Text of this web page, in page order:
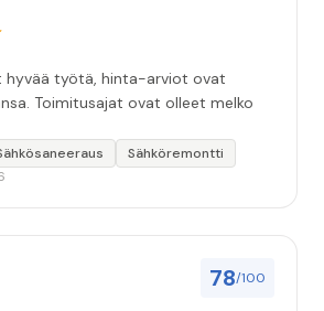
hyvää työtä, hinta-arviot ovat
Toimitusajat ovat olleet melko
Sähköremontti
78/100